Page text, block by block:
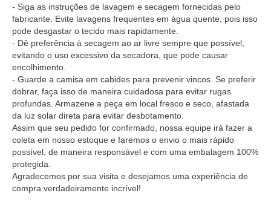
- Siga as instruções de lavagem e secagem fornecidas pelo
fabricante. Evite lavagens frequentes em água quente, pois isso
pode desgastar o tecido mais rapidamente.
- Dê preferência à secagem ao ar livre sempre que possível,
evitando o uso excessivo da secadora, que pode causar
encolhimento.
- Guarde a camisa em cabides para prevenir vincos. Se preferir
dobrar, faça isso de maneira cuidadosa para evitar rugas
profundas. Armazene a peça em local fresco e seco, afastada
da luz solar direta para evitar desbotamento.
Assim que seu pedido for confirmado, nossa equipe irá fazer a
coleta em nosso estoque e faremos o envio o mais rápido
possível, de maneira responsável e com uma embalagem 100%
protegida.
Agradecemos por sua visita e desejamos uma experiência de
compra verdadeiramente incrível!